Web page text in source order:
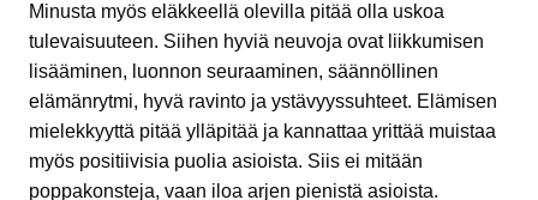
Minusta myös eläkkeellä olevilla pitää olla uskoa
tulevaisuuteen. Siihen hyviä neuvoja ovat liikkumisen
lisääminen, luonnon seuraaminen, säännöllinen
elämänrytmi, hyvä ravinto ja ystävyyssuhteet. Elämisen
mielekkyyttä pitää ylläpitää ja kannattaa yrittää muistaa
myös positiivisia puolia asioista. Siis ei mitään
poppakonsteja, vaan iloa arjen pienistä asioista.